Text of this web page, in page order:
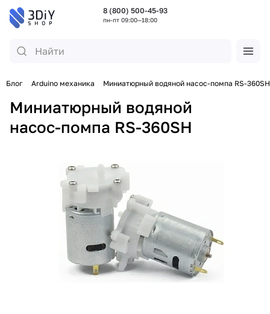
8 (800) 500-45-93
пн-пт 09:00—18:00
Блог Arduino механика Миниатюрный водяной насос-помпа RS-360SH
Миниатюрный водяной
насос-помпа RS-360SH